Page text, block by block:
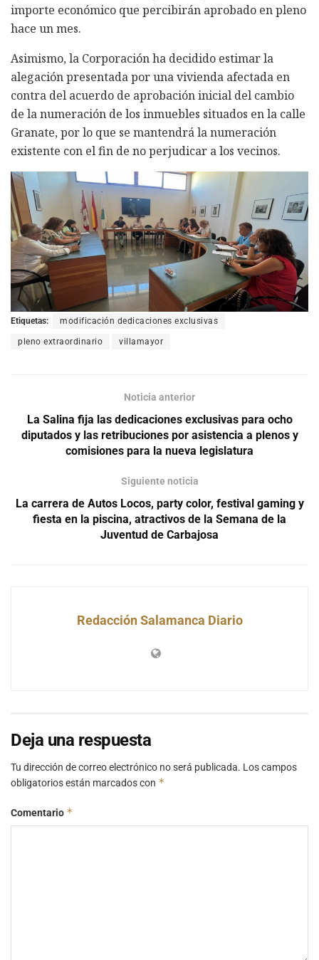
importe económico que percibirán aprobado en pleno
hace un mes.
Asimismo, la Corporación ha decidido estimar la
alegación presentada por una vivienda afectada en
contra del acuerdo de aprobación inicial del cambio
de la numeración de los inmuebles situados en la calle
Granate, por lo que se mantendrá la numeración
existente con el fin de no perjudicar a los vecinos.
Etiquetas: modificación dedicaciones exclusivas
pleno extraordinario villamayor
Noticia anterior
La Salina fija las dedicaciones exclusivas para ocho
diputados y las retribuciones por asistencia a plenos y
comisiones para la nueva legislatura
Siguiente noticia
La carrera de Autos Locos, party color, festival gaming y
fiesta en la piscina, atractivos de la Semana de la
Juventud de Carbajosa
Redacción Salamanca Diario
Deja una respuesta
Tu dirección de correo electrónico no será publicada. Los campos
obligatorios están marcados con *
Comentario *